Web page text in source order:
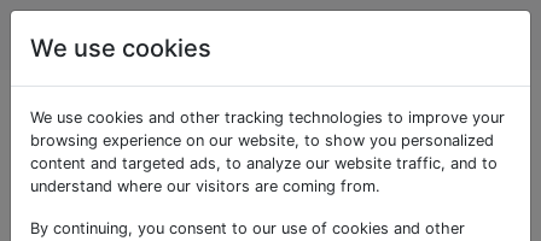
biciclette
Domande taggate
«presta»
We use cookies
We use cookies and other tracking technologies to improve your
browsing experience on our website, to show you personalized
content and targeted ads, to analyze our website traffic, and to
understand where our visitors are coming from.
By continuing, you consent to our use of cookies and other